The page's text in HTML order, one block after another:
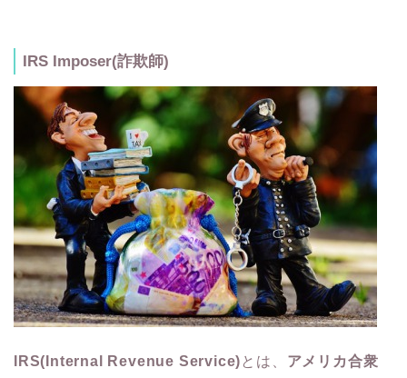
IRS Imposer(詐欺師)
IRS(Internal Revenue Service) とは、 アメリカ合衆